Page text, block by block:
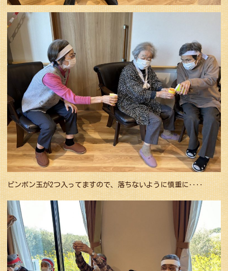
ピンポン玉が2つ入ってますので、落ちないように慎重に‥‥